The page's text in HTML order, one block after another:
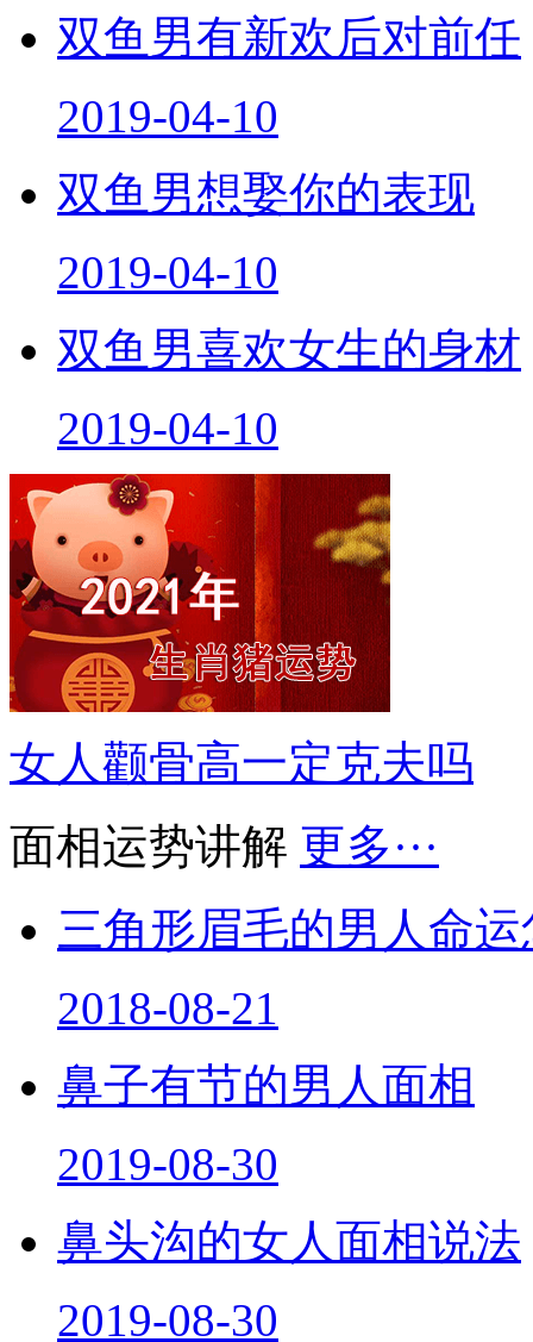
双鱼男有新欢后对前任
2019-04-10
双鱼男想娶你的表现
2019-04-10
双鱼男喜欢女生的身材
2019-04-10
女人颧骨高一定克夫吗
面相运势讲解 更多···
三角形眉毛的男人命
2018-08-21
鼻子有节的男人面相
2019-08-30
鼻头沟的女人面相说法
2019-08-30